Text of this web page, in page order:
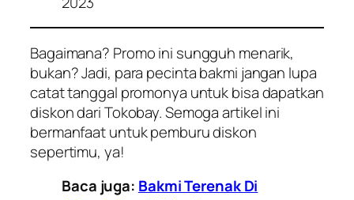
Bagaimana? Promo ini sungguh menarik,
bukan? Jadi, para pecinta bakmi jangan lupa
catat tanggal promonya untuk bisa dapatkan
diskon dari Tokobay. Semoga artikel ini
bermanfaat untuk pemburu diskon
sepertimu, ya!
Baca juga: Bakmi Terenak Di